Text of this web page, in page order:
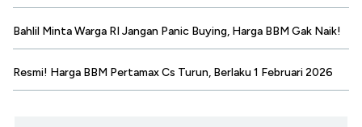
Bahlil Minta Warga RI Jangan Panic Buying, Harga BBM Gak Naik!
Resmi! Harga BBM Pertamax Cs Turun, Berlaku 1 Februari 2026